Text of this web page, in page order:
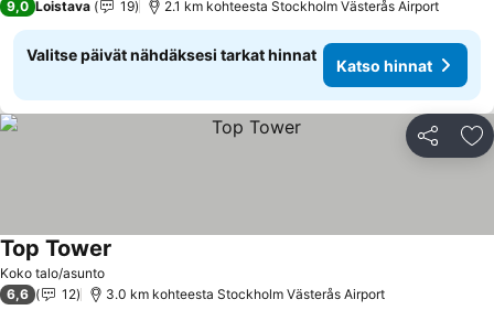
9,0 Loistava 19 2.1 km kohteesta Stockholm Västerås Airport
Valitse päivät nähdäksesi tarkat hinnat
Katso hinnat
Jaa
Koko talo/asunto
Top Tower
6,6 12 3.0 km kohteesta Stockholm Västerås Airport